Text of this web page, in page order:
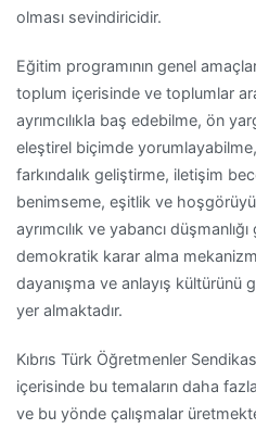
olması sevindiricidir.
Eğitim programının genel
toplum içerisinde ve toplumlar
ayrımcılıkla baş edebilme, ön
eleştirel biçimde
farkındalık geliştirme, iletişim
benimseme, eşitlik ve hoşgörüyü
ayrımcılık ve yabancı
demokratik karar alma
dayanışma ve anlayış kültürünü
yer almaktadır.
Kıbrıs Türk Öğretmenler
içerisinde bu temaların daha
ve bu yönde çalışmalar